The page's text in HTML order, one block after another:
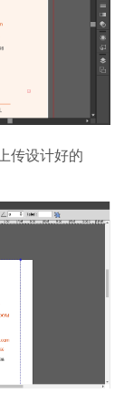
传设计好的